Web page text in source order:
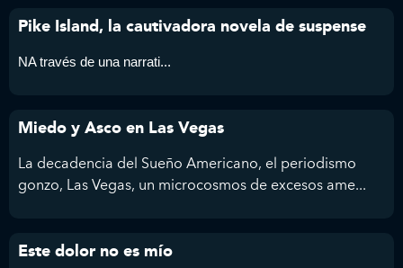
Pike Island, la cautivadora novela de suspense
NA través de una narrati...
Miedo y Asco en Las Vegas
La decadencia del Sueño Americano, el periodismo
gonzo, Las Vegas, un microcosmos de excesos ame...
Este dolor no es mío